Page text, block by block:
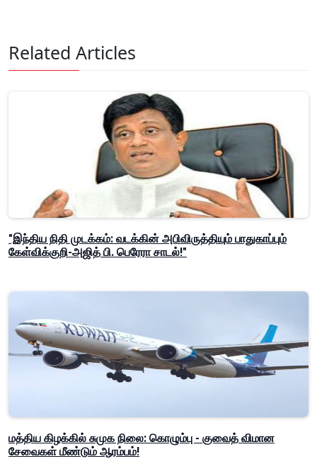
Related Articles
"இந்திய நிதி முடக்கம்: வடக்கின் அபிவிருத்தியும் பாதுகாப்பும்
கேள்விக்குறி-அஜித் பி. பெரேரா சாடல்!"
மத்திய கிழக்கில் சுமுக நிலை: கொழும்பு - குவைத் விமான
சேவைகள் மீண்டும் ஆரம்பம்!